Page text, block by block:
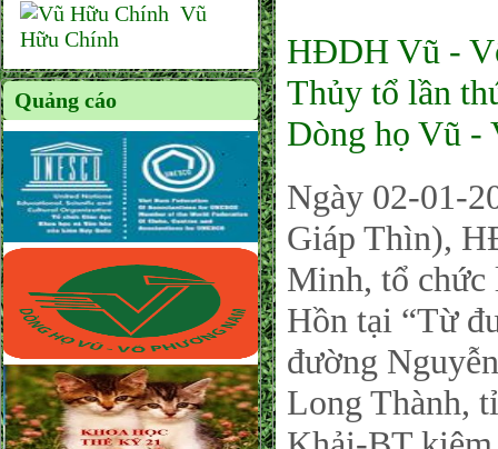
Vũ
Hữu Chính
Quảng cáo
HĐDH Vũ -
Thủy tổ lần
Dòng họ Vũ -
Ngày 02-01-
Giáp Thìn),
Minh, tổ chức
Hồn tại “Từ
đường
Long Thành,